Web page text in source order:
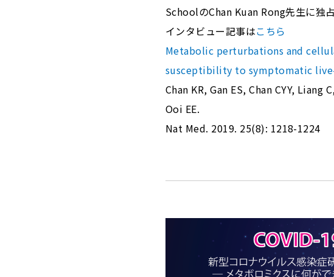
SchoolのChan Kuan Rong先生に独
インタビュー記事はこちら
Metabolic perturbations and
susceptibility to symptomatic
Chan KR, Gan ES, Chan CYY,
Ooi EE.
Nat Med. 2019. 25(8): 1218-1224